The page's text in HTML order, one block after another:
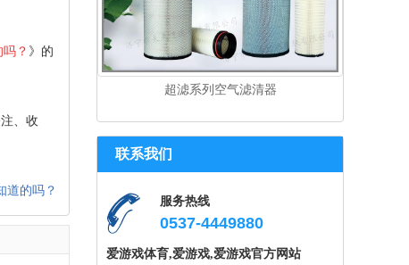
？ 》的
、收
道的吗？
超滤系列空气滤清器
联系我们
服务热线
0537-4449880
爱游戏体育,爱游戏,爱游戏官方网站